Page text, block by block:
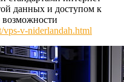
данных и доступом к
возможности
vps-v-niderlandah.html